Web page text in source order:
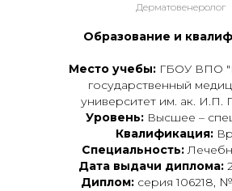
Дерматовенеролог
Образование и
Место учебы: ГБОУ ВПО
государственный
университет им. ак. И.П.
Уровень: Высшее –
Квалификация:
Специальность:
Дата выдачи диплома:
Диплом: серия 106218,